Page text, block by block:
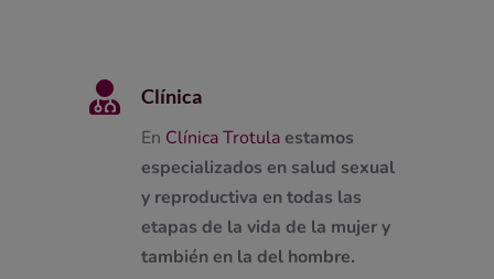

Clínica
En Clínica Trotulaestamos
especializados en salud sexual
y reproductiva en todas las
etapas de la vida de la mujer y
también en la del hombre.